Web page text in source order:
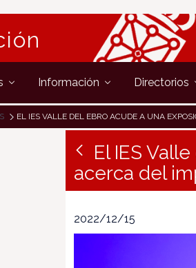
Información Directorios
EL IES VALLE DEL EBRO ACUDE A UNA EXPOSICIÓN INMERSIVA ACERCA DEL
El IES
acerca del
2022/12/15